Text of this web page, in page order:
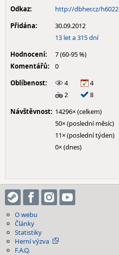
Odkaz:
http://dbher.cz/h6022
Přidána:
30.09.2012
13 let a 315 dní
Hodnocení:
7 (60-95 %)
Komentářů:
0
Oblíbenost:
4
4
2
8
Návštěvnost: 14296× (celkem)
50× (poslední měsíc)
11× (poslední týden)
0× (dnes)
O webu
Články
Statistiky
Herní výzva
F.A.Q.